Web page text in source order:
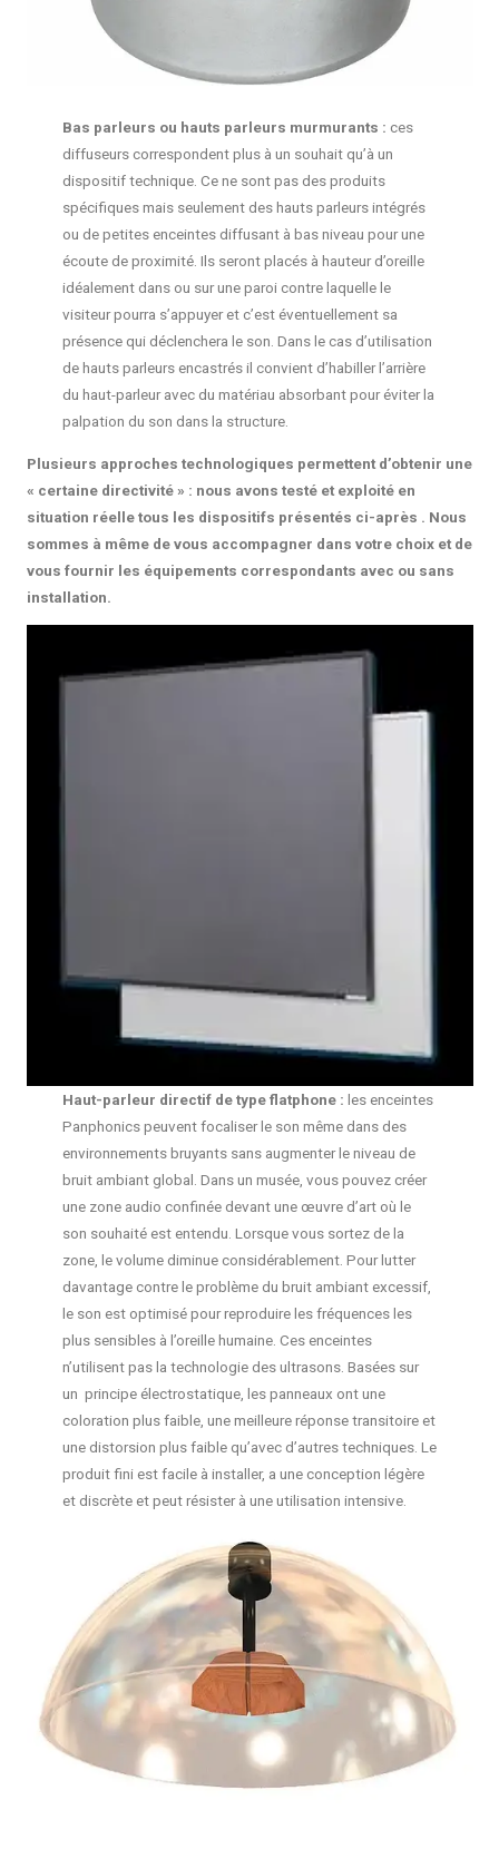
Bas parleurs ou hauts parleurs murmurants : ces
diffuseurs correspondent plus à un souhait qu’à un
dispositif technique. Ce ne sont pas des produits
spécifiques mais seulement des hauts parleurs intégrés
ou de petites enceintes diffusant à bas niveau pour une
écoute de proximité. Ils seront placés à hauteur d’oreille
idéalement dans ou sur une paroi contre laquelle le
visiteur pourra s’appuyer et c’est éventuellement sa
présence qui déclenchera le son. Dans le cas d’utilisation
de hauts parleurs encastrés il convient d’habiller l’arrière
du haut-parleur avec du matériau absorbant pour éviter la
palpation du son dans la structure.
Plusieurs approches technologiques permettent d’obtenir une
« certaine directivité » : nous avons testé et exploité en
situation réelle tous les dispositifs présentés ci-après . Nous
sommes à même de vous accompagner dans votre choix et de
vous fournir les équipements correspondants avec ou sans
installation.
Haut-parleur directif de type flatphone : les enceintes
Panphonics peuvent focaliser le son même dans des
environnements bruyants sans augmenter le niveau de
bruit ambiant global. Dans un musée, vous pouvez créer
une zone audio confinée devant une œuvre d’art où le
son souhaité est entendu. Lorsque vous sortez de la
zone, le volume diminue considérablement. Pour lutter
davantage contre le problème du bruit ambiant excessif,
le son est optimisé pour reproduire les fréquences les
plus sensibles à l’oreille humaine. Ces enceintes
n’utilisent pas la technologie des ultrasons. Basées sur
un principe électrostatique, les panneaux ont une
coloration plus faible, une meilleure réponse transitoire et
une distorsion plus faible qu’avec d’autres techniques. Le
produit fini est facile à installer, a une conception légère
et discrète et peut résister à une utilisation intensive.